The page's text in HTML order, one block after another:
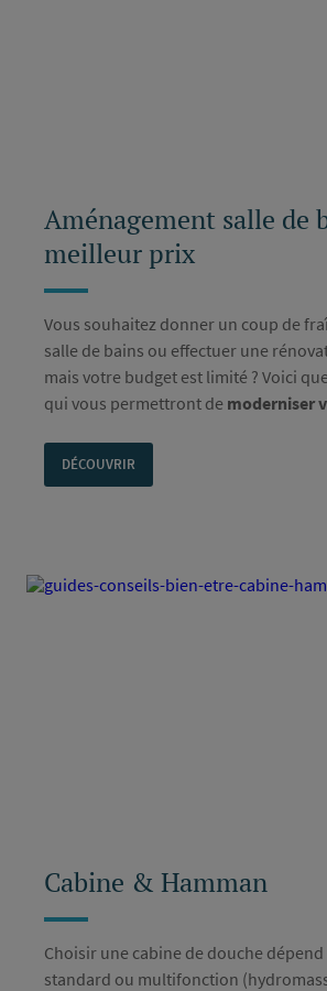
Aménagement salle de
meilleur prix
Vous souhaitez donner un coup de
salle de bains ou effectuer une
mais votre budget est limité ? Voici
qui vous permettront de moderniser
DÉCOUVRIR
Cabine & Hamman
Choisir une cabine de douche dépend
standard ou multifonction